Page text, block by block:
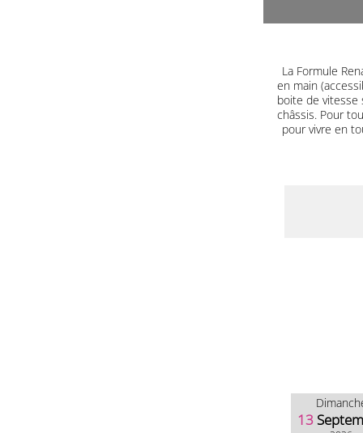
La Formule
en main
boite de
châssis. Pour
pour vivre en
13